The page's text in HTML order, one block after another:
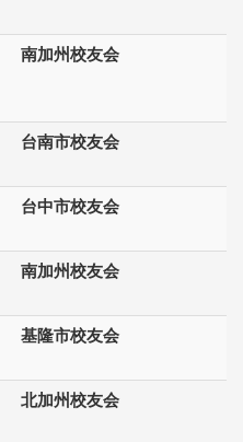
南加州校友会
台南市校友会
台中市校友会
南加州校友会
基隆市校友会
北加州校友会